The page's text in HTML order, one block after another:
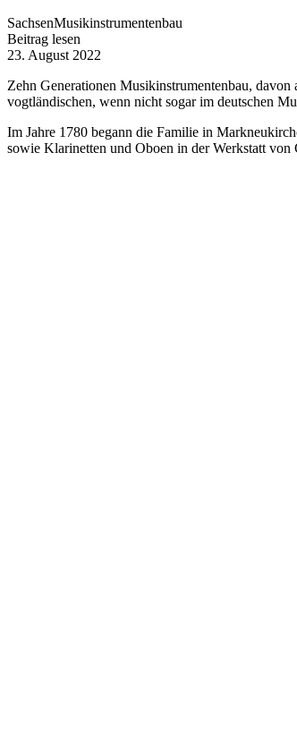
SachsenMusikinstrumentenbau
Beitrag lesen
23. August 2022
Zehn Generationen Musikinstrumentenbau,
vogtländischen, wenn nicht sogar im deutschen
Im Jahre 1780 begann die Familie in
sowie Klarinetten und Oboen in der Werkstatt von